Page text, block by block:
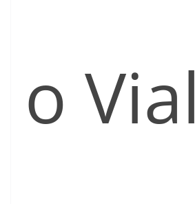
o Vial